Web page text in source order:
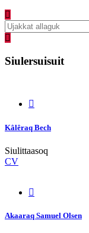
Siulersuisuit
Kâlêraq Bech
Siulittaasoq
CV
Akaaraq Samuel Olsen